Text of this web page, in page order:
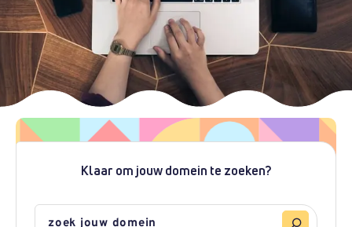
Klaar om jouw domein te zoeken?